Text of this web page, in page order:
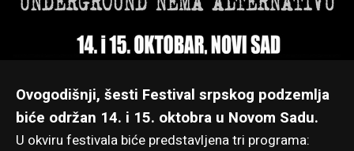
Ovogodišnji, šesti Festival srpskog podzemlja
biće održan 14. i 15. oktobra u Novom Sadu.
U okviru festivala biće predstavljena tri programa: